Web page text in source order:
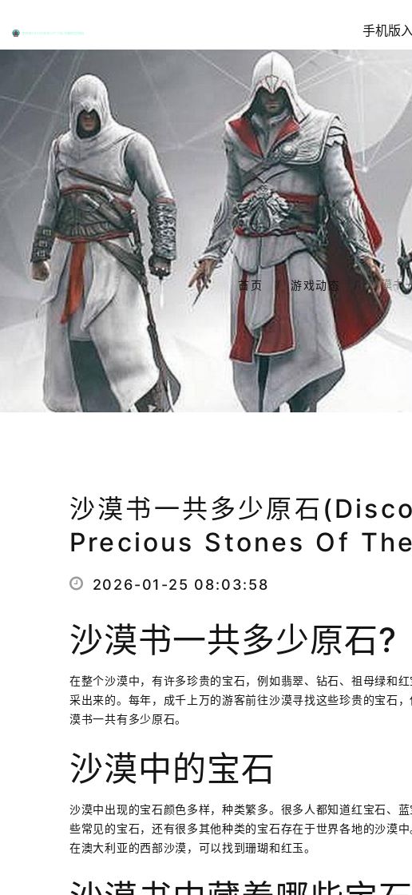
手机版
首页 游戏动态 沙漠书
沙漠书一共多少原石
Precious Stones Of
2026-01-25 08:03:58
沙漠书一共多少原石?
在整个沙漠中，有许多珍贵的宝石，例如翡翠、钻石、祖母绿和
采出来的。每年，成千上万的游客前往沙漠寻找这些珍贵的宝石
漠书一共有多少原石。
沙漠中的宝石
沙漠中出现的宝石颜色多样，种类繁多。很多人都知道红宝石、
些常见的宝石，还有很多其他种类的宝石存在于世界各地的沙漠
在澳大利亚的西部沙漠，可以找到珊瑚和红玉。